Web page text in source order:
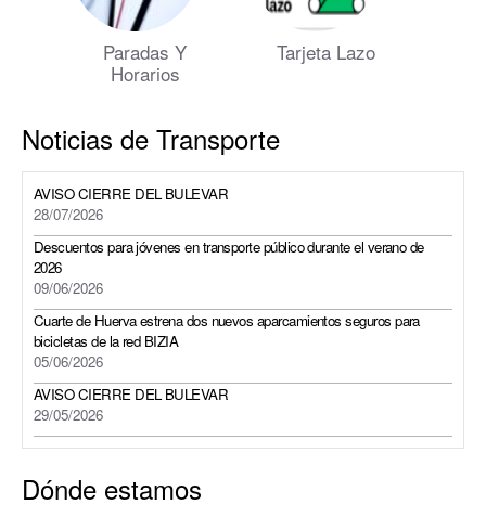
Paradas Y
Horarios
Tarjeta Lazo
Noticias de Transporte
AVISO CIERRE DEL BULEVAR
28/07/2026
Descuentos para jóvenes en transporte público durante el verano de
2026
09/06/2026
Cuarte de Huerva estrena dos nuevos aparcamientos seguros para
bicicletas de la red BIZIA
05/06/2026
AVISO CIERRE DEL BULEVAR
29/05/2026
Dónde estamos